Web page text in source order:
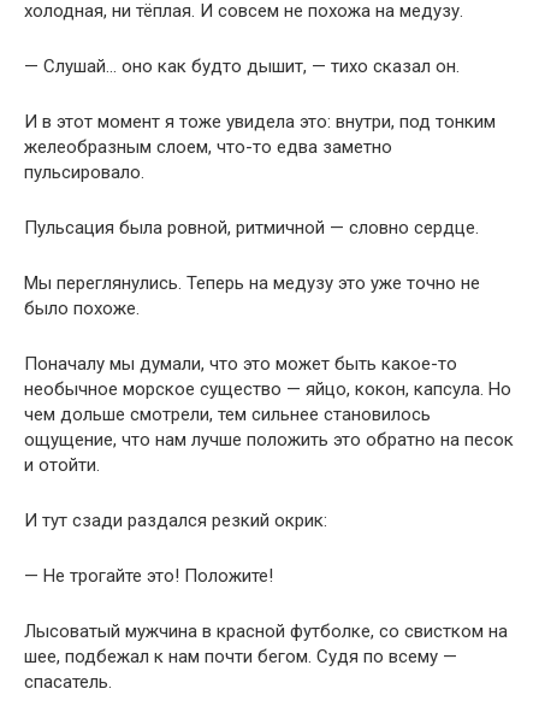
холодная, ни тёплая. И совсем не похожа на медузу.
— Слушай… оно как будто дышит, — тихо сказал он.
И в этот момент я тоже увидела это: внутри, под тонким
желеобразным слоем, что-то едва заметно
пульсировало.
Пульсация была ровной, ритмичной — словно сердце.
Мы переглянулись. Теперь на медузу это уже точно не
было похоже.
Поначалу мы думали, что это может быть какое-то
необычное морское существо — яйцо, кокон, капсула. Но
чем дольше смотрели, тем сильнее становилось
ощущение, что нам лучше положить это обратно на песок
и отойти.
И тут сзади раздался резкий окрик:
— Не трогайте это! Положите!
Лысоватый мужчина в красной футболке, со свистком на
шее, подбежал к нам почти бегом. Судя по всему —
спасатель.